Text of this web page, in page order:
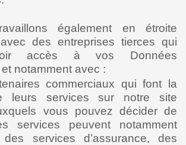
également en étroite
des entreprises tierces qui
accès à vos Données
notamment avec :
commerciaux qui font la
leurs services sur notre site
vous pouvez décider de
services peuvent notamment
services d’assurance, des